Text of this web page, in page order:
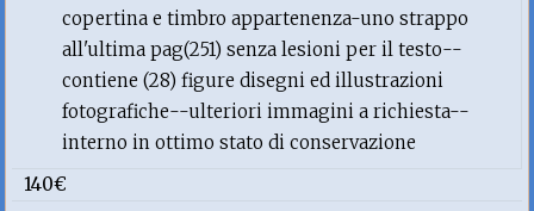
copertina e timbro appartenenza-uno strappo
all'ultima pag(251) senza lesioni per il testo--
contiene (28) figure disegni ed illustrazioni
fotografiche--ulteriori immagini a richiesta--
interno in ottimo stato di conservazione
140€